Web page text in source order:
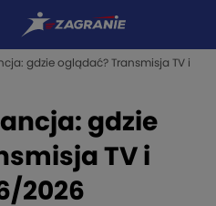
gdzie oglądać? Transmisja TV i
gdzie
TV i
2026